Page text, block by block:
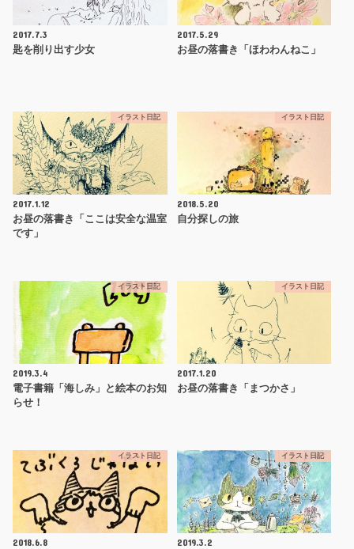
2017.7.3
匙を削り出す少女
2017.5.29
お昼の落書き「ほわわんねこ」
イラスト日記
2017.1.12
お昼の落書き「ここは安全な温室
です」
イラスト日記
2018.5.20
自分探しの旅
イラスト日記
2019.3.4
電子書籍「海しみ」と絵本のお知
らせ！
イラスト日記
2017.1.20
お昼の落書き「まつかさ」
イラスト日記
2018.6.8
イラスト日記
2019.3.2